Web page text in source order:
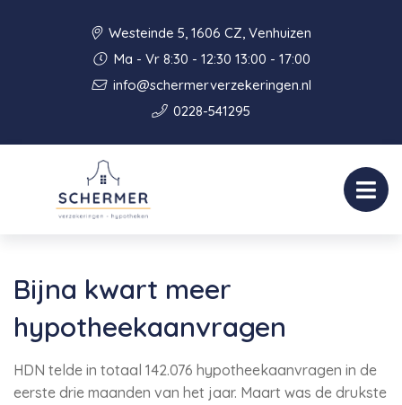
Westeinde 5, 1606 CZ, Venhuizen
Ma - Vr 8:30 - 12:30 13:00 - 17:00
info@schermerverzekeringen.nl
0228-541295
Bijna kwart meer
hypotheekaanvragen
HDN telde in totaal 142.076 hypotheekaanvragen in de
eerste drie maanden van het jaar. Maart was de drukste